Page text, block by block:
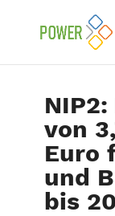
von
Euro
und
bis